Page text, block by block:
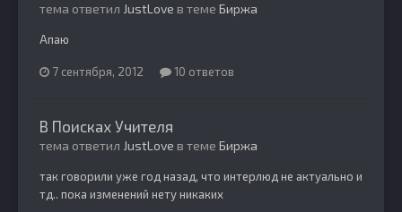
тема ответил JustLove в теме Биржа
Апаю
7 сентября, 2012 10 ответов
В Поисках Учителя
тема ответил JustLove в теме Биржа
так говорили уже год назад, что интерлюд не актуально и
тд.. пока изменений нету никаких